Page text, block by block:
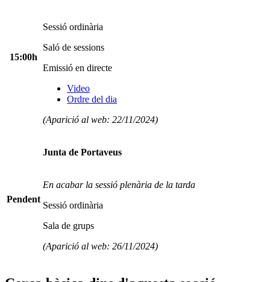
15:00h
Sessió ordinària
Saló de sessions
Emissió en directe
Video
Ordre del dia
(Aparició al web: 22/11/2024)
Pendent
Junta de Portaveus
En acabar la sessió plenària de la tarda
Sessió ordinària
Sala de grups
(Aparició al web: 26/11/2024)